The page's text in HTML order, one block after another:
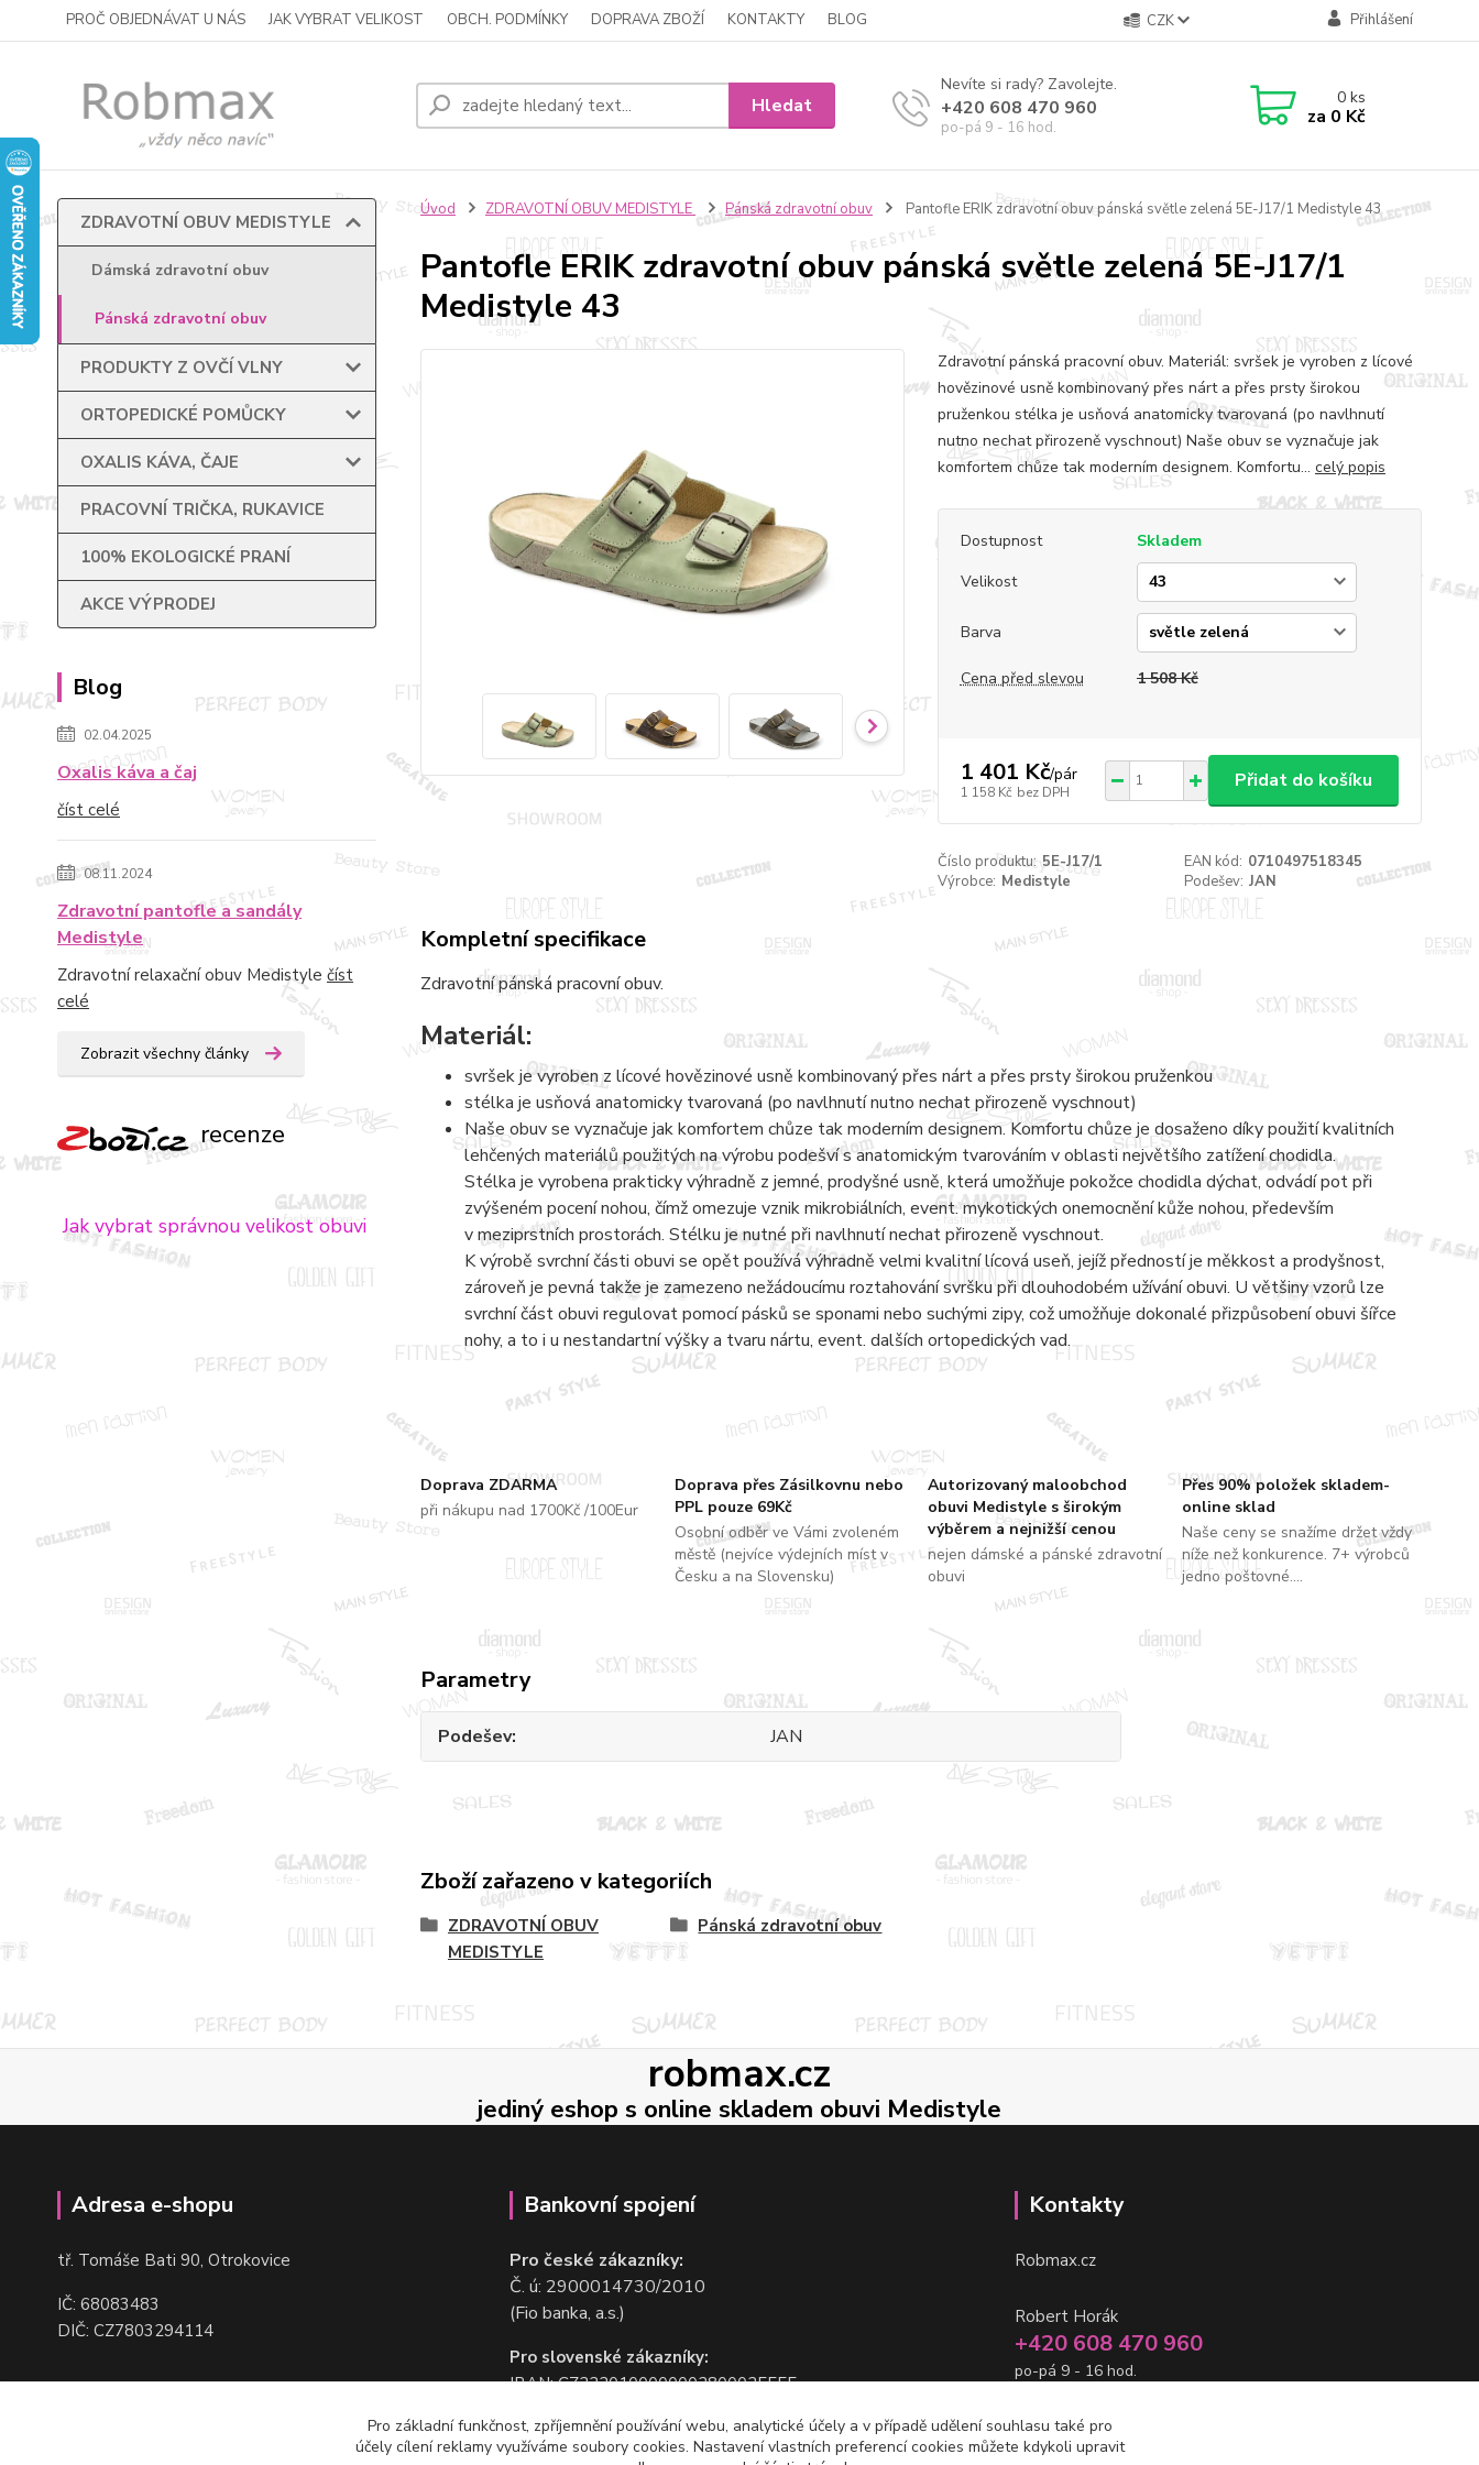
PROČ OBJEDNÁVAT U NÁS JAK VYBRAT VELIKOST OBCH. PODMÍNKY DOPRAVA ZBOŽÍ KONTAKTY BLOG CZK Přihlášení
Hledat
Nevíte si rady? Zavolejte.
+420 608 470 960
po-pá 9 - 16 hod.
0ks
za 0 Kč
ZDRAVOTNÍ OBUV MEDISTYLE
Dámská zdravotní obuv
Pánská zdravotní obuv
PRODUKTY Z OVČÍ VLNY
ORTOPEDICKÉ POMŮCKY
OXALIS KÁVA, ČAJE
PRACOVNÍ TRIČKA, RUKAVICE
100% EKOLOGICKÉ PRANÍ
AKCE VÝPRODEJ
Blog
02.04.2025
Oxalis káva a čaj
číst celé
08.11.2024
Zdravotní pantofle a sandály
Medistyle
Zdravotní relaxační obuv Medistyle číst
celé
Zobrazit všechny články
recenze
Jak vybrat správnou velikost obuvi
Úvod ZDRAVOTNÍ OBUV MEDISTYLE Pánská zdravotní obuv Pantofle ERIK zdravotní obuv pánská světle zelená 5E-J17/1 Medistyle 43
Pantofle ERIK zdravotní obuv pánská světle zelená 5E-J17/1
Medistyle 43
Zdravotní pánská pracovní obuv. Materiál: svršek je vyroben z lícové
hovězinové usně kombinovaný přes nárt a přes prsty širokou
pruženkou stélka je usňová anatomicky tvarovaná (po navlhnutí
nutno nechat přirozeně vyschnout) Naše obuv se vyznačuje jak
komfortem chůze tak moderním designem. Komfortu... celý popis
Dostupnost
Skladem
Velikost
Barva
Cena před slevou 1 508 Kč
1 401 Kč/pár
1 158 Kč bez DPH
Přidat do košíku
Číslo produktu: 5E-J17/1 EAN kód: 0710497518345
Výrobce: Medistyle Podešev: JAN
Doprava ZDARMA
při nákupu nad 1700Kč /100Eur
Doprava přes Zásilkovnu nebo
PPL pouze 69Kč
Osobní odběr ve Vámi zvoleném
městě (nejvíce výdejních míst v
Česku a na Slovensku)
Autorizovaný maloobchod
obuvi Medistyle s širokým
výběrem a nejnižší cenou
nejen dámské a pánské zdravotní
obuvi
Přes 90% položek skladem-
online sklad
Naše ceny se snažíme držet vždy
níže než konkurence. 7+ výrobců
jedno poštovné....
Kompletní specifikace
Zdravotní pánská pracovní obuv.
Materiál:
svršek je vyroben z lícové hovězinové usně kombinovaný přes nárt a přes prsty širokou pruženkou
stélka je usňová anatomicky tvarovaná (po navlhnutí nutno nechat přirozeně vyschnout)
Naše obuv se vyznačuje jak komfortem chůze tak moderním designem. Komfortu chůze je dosaženo díky použití kvalitních
lehčených materiálů použitých na výrobu podešví s anatomickým tvarováním v oblasti největšího zatížení chodidla.
Stélka je vyrobena prakticky výhradně z jemné, prodyšné usně, která umožňuje pokožce chodidla dýchat, odvádí pot při
zvýšeném pocení nohou, čímž omezuje vznik mikrobiálních, event. mykotických onemocnění kůže nohou, především
v meziprstních prostorách. Stélku je nutné při navlhnutí nechat přirozeně vyschnout.
K výrobě svrchní části obuvi se opět používá výhradně velmi kvalitní lícová useň, jejíž předností je měkkost a prodyšnost,
zároveň je pevná takže je zamezeno nežádoucímu roztahování svršku při dlouhodobém užívání obuvi. U většiny vzorů lze
svrchní část obuvi regulovat pomocí pásků se sponami nebo suchými zipy, což umožňuje dokonalé přizpůsobení obuvi šířce
nohy, a to i u nestandartní výšky a tvaru nártu, event. dalších ortopedických vad.
Parametry
Podešev JAN
Zboží zařazeno v kategoriích
ZDRAVOTNÍ OBUV
MEDISTYLE
Pánská zdravotní obuv
robmax.cz
jediný eshop s online skladem obuvi Medistyle
Adresa e-shopu
tř. Tomáše Bati 90, Otrokovice
IČ: 68083483
DIČ: CZ7803294114
Bankovní spojení
Pro české zákazníky:
Č. ú: 2900014730/2010
(Fio banka, a.s.)
Pro slovenské zákazníky:
IBAN: CZ2220100000002800025555
(Fio banka, a.s.)
Kontakty
Robmax.cz
Robert Horák
+420 608 470 960
po-pá 9 - 16 hod.
info@robmax.cz
Pro základní funkčnost, zpříjemnění používání webu, analytické účely a v případě udělení souhlasu také pro
účely cílení reklamy využíváme soubory cookies. Nastavení vlastních preferencí cookies můžete kdykoli upravit